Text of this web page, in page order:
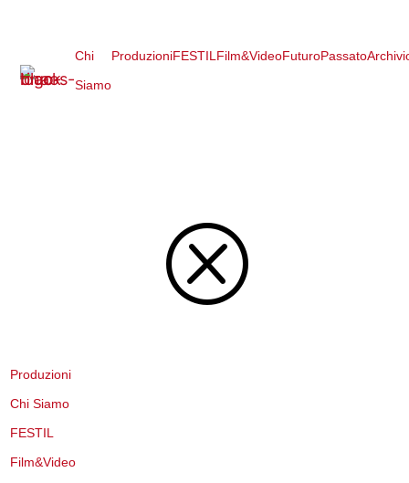
Chi
Siamo
ProduzioniFESTIL Film&VideoFuturoPassato
Q
Produzioni
Chi Siamo
FESTIL
Film&Video